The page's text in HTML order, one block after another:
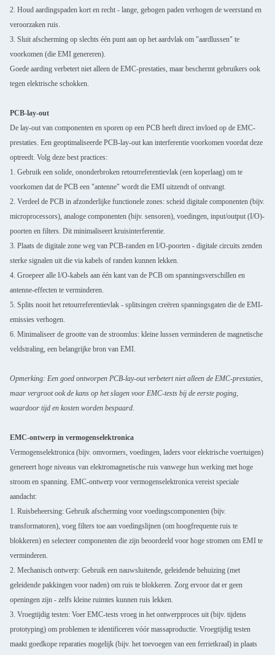
VERZENDEN
2. Houd aardingspaden kort en recht - lange, gebogen paden verhogen de weerstand en
veroorzaken ruis.
3. Sluit afscherming op slechts één punt aan op het aardvlak om "aardlussen" te
voorkomen (die EMI genereren).
Goede aarding verbetert niet alleen de EMC-prestaties, maar beschermt gebruikers ook
tegen elektrische schokken.
PCB-lay-out
De lay-out van componenten en sporen op een PCB heeft direct invloed op de EMC-
prestaties. Een geoptimaliseerde PCB-lay-out kan interferentie voorkomen voordat deze
optreedt. Volg deze best practices:
1. Gebruik een solide, ononderbroken retourreferentievlak (een koperlaag) om te
voorkomen dat de PCB een "antenne" wordt die EMI uitzendt of ontvangt.
2. Verdeel de PCB in afzonderlijke functionele zones: scheid digitale componenten (bijv.
microprocessors), analoge componenten (bijv. sensoren), voedingen, input/output (I/O)-
poorten en filters. Dit minimaliseert kruisinterferentie.
3. Plaats de digitale zone weg van PCB-randen en I/O-poorten - digitale circuits zenden
sterke signalen uit die via kabels of randen kunnen lekken.
4. Groepeer alle I/O-kabels aan één kant van de PCB om spanningsverschillen en
antenne-effecten te verminderen.
5. Splits nooit het retourreferentievlak - splitsingen creëren spanningsgaten die de EMI-
emissies verhogen.
6. Minimaliseer de grootte van de stroomlus: kleine lussen verminderen de magnetische
veldstraling, een belangrijke bron van EMI.
Opmerking: Een goed ontworpen PCB-lay-out verbetert niet alleen de EMC-prestaties,
maar vergroot ook de kans op het slagen voor EMC-tests bij de eerste poging,
waardoor tijd en kosten worden bespaard.
EMC-ontwerp in vermogenselektronica
Vermogenselektronica (bijv. omvormers, voedingen, laders voor elektrische voertuigen)
genereert hoge niveaus van elektromagnetische ruis vanwege hun werking met hoge
stroom en spanning. EMC-ontwerp voor vermogenselektronica vereist speciale
aandacht:
1. Ruisbeheersing: Gebruik afscherming voor voedingscomponenten (bijv.
transformatoren), voeg filters toe aan voedingslijnen (om hoogfrequente ruis te
blokkeren) en selecteer componenten die zijn beoordeeld voor hoge stromen om EMI te
verminderen.
2. Mechanisch ontwerp: Gebruik een nauwsluitende, geleidende behuizing (met
geleidende pakkingen voor naden) om ruis te blokkeren. Zorg ervoor dat er geen
openingen zijn - zelfs kleine ruimtes kunnen ruis lekken.
3. Vroegtijdig testen: Voer EMC-tests vroeg in het ontwerpproces uit (bijv. tijdens
prototyping) om problemen te identificeren vóór massaproductie. Vroegtijdig testen
maakt goedkope reparaties mogelijk (bijv. het toevoegen van een ferrietkraal) in plaats